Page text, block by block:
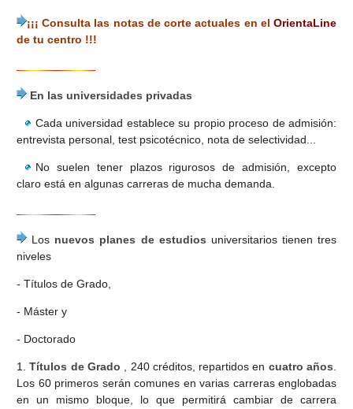
¡¡¡ Consulta las notas de corte actuales en el OrientaLine
de tu centro !!!
En las universidades privadas
Cada universidad establece su propio proceso de admisión:
entrevista personal, test psicotécnico, nota de selectividad...
No suelen tener plazos rigurosos de admisión, excepto
claro está en algunas carreras de mucha demanda.
Los nuevos planes de estudios universitarios tienen tres
niveles
- Títulos de Grado,
- Máster y
- Doctorado
1.Títulos de Grado , 240 créditos, repartidos en cuatro años
Los 60 primeros serán comunes en varias carreras englobadas
en un mismo bloque, lo que permitirá cambiar de carrera